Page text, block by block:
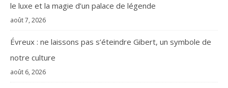
le luxe et la magie d’un palace de légende
août 7, 2026
Évreux : ne laissons pas s’éteindre Gibert, un symbole de
notre culture
août 6, 2026